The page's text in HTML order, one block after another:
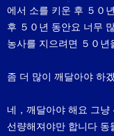
에서 소를 키운 후 ５０
후 ５０년 동안요 너무
농사를 지으려면 ５０
좀 더 많이 깨달아야 하
네，깨달아야 해요 그냥
선량해져야만 합니다 동